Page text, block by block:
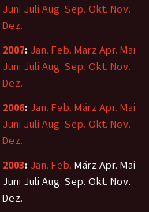
Juni Juli Aug. Sep. Okt. Nov.
Dez.
2007: Jan. Feb. März Apr. Mai
Juni Juli Aug. Sep. Okt. Nov.
Dez.
2006: Jan. Feb. März Apr. Mai
Juni Juli Aug. Sep. Okt. Nov.
Dez.
2003: Jan. Feb. MärzApr. Mai
Juni Juli Aug. Sep. Okt. Nov.
Dez.